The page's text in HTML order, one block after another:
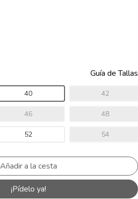
Guía de Tallas
40 42
46 48
52 54
¡Pídelo ya!